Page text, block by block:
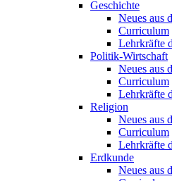
Geschichte
Neues aus
Curriculum
Lehrkräfte
Politik-Wirtschaft
Neues aus
Curriculum
Lehrkräfte
Religion
Neues aus
Curriculum
Lehrkräfte
Erdkunde
Neues aus